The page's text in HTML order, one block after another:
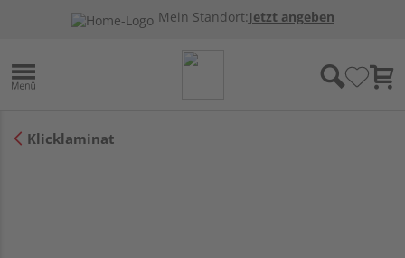
Mein Standort:Jetzt angeben
Klicklaminat